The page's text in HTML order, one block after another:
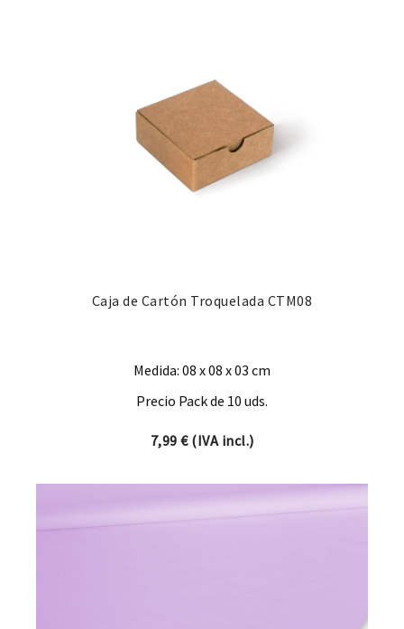
Caja de Cartón Troquelada CTM08
Medida: 08 x 08 x 03 cm
Precio Pack de 10 uds.
7,99 €(IVA incl.)